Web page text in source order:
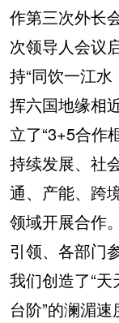
作第三次外长
次领导人会议
持“同饮一江
挥六国地缘相
立了“3+5合作
持续发展、社
通、产能、跨
领域开展合作
引领、各部门
我们创造了“
台阶”的澜湄